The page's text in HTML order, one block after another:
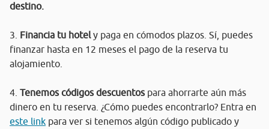
destino.
3. Financia tu hotely paga en cómodos plazos. Sí, puedes
finanzar hasta en 12 meses el pago de la reserva tu
alojamiento.
4. Tenemos códigos descuentos para ahorrarte aún más
dinero en tu reserva. ¿Cómo puedes encontrarlo? Entra en
este link para ver si tenemos algún código publicado y